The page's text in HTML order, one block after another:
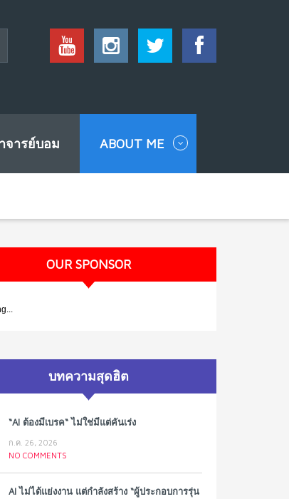
จารย์บอม ABOUT ME
OUR SPONSOR
บทความสุดฮิต
“AI ต้องมีเบรค“ ไม่ใช่มีแต่คันเร่ง
ก.ค. 26, 2026
NO COMMENTS
AI ไม่ได้แย่งงาน แต่กำลังสร้าง “ผู้ประกอบการรุ่น